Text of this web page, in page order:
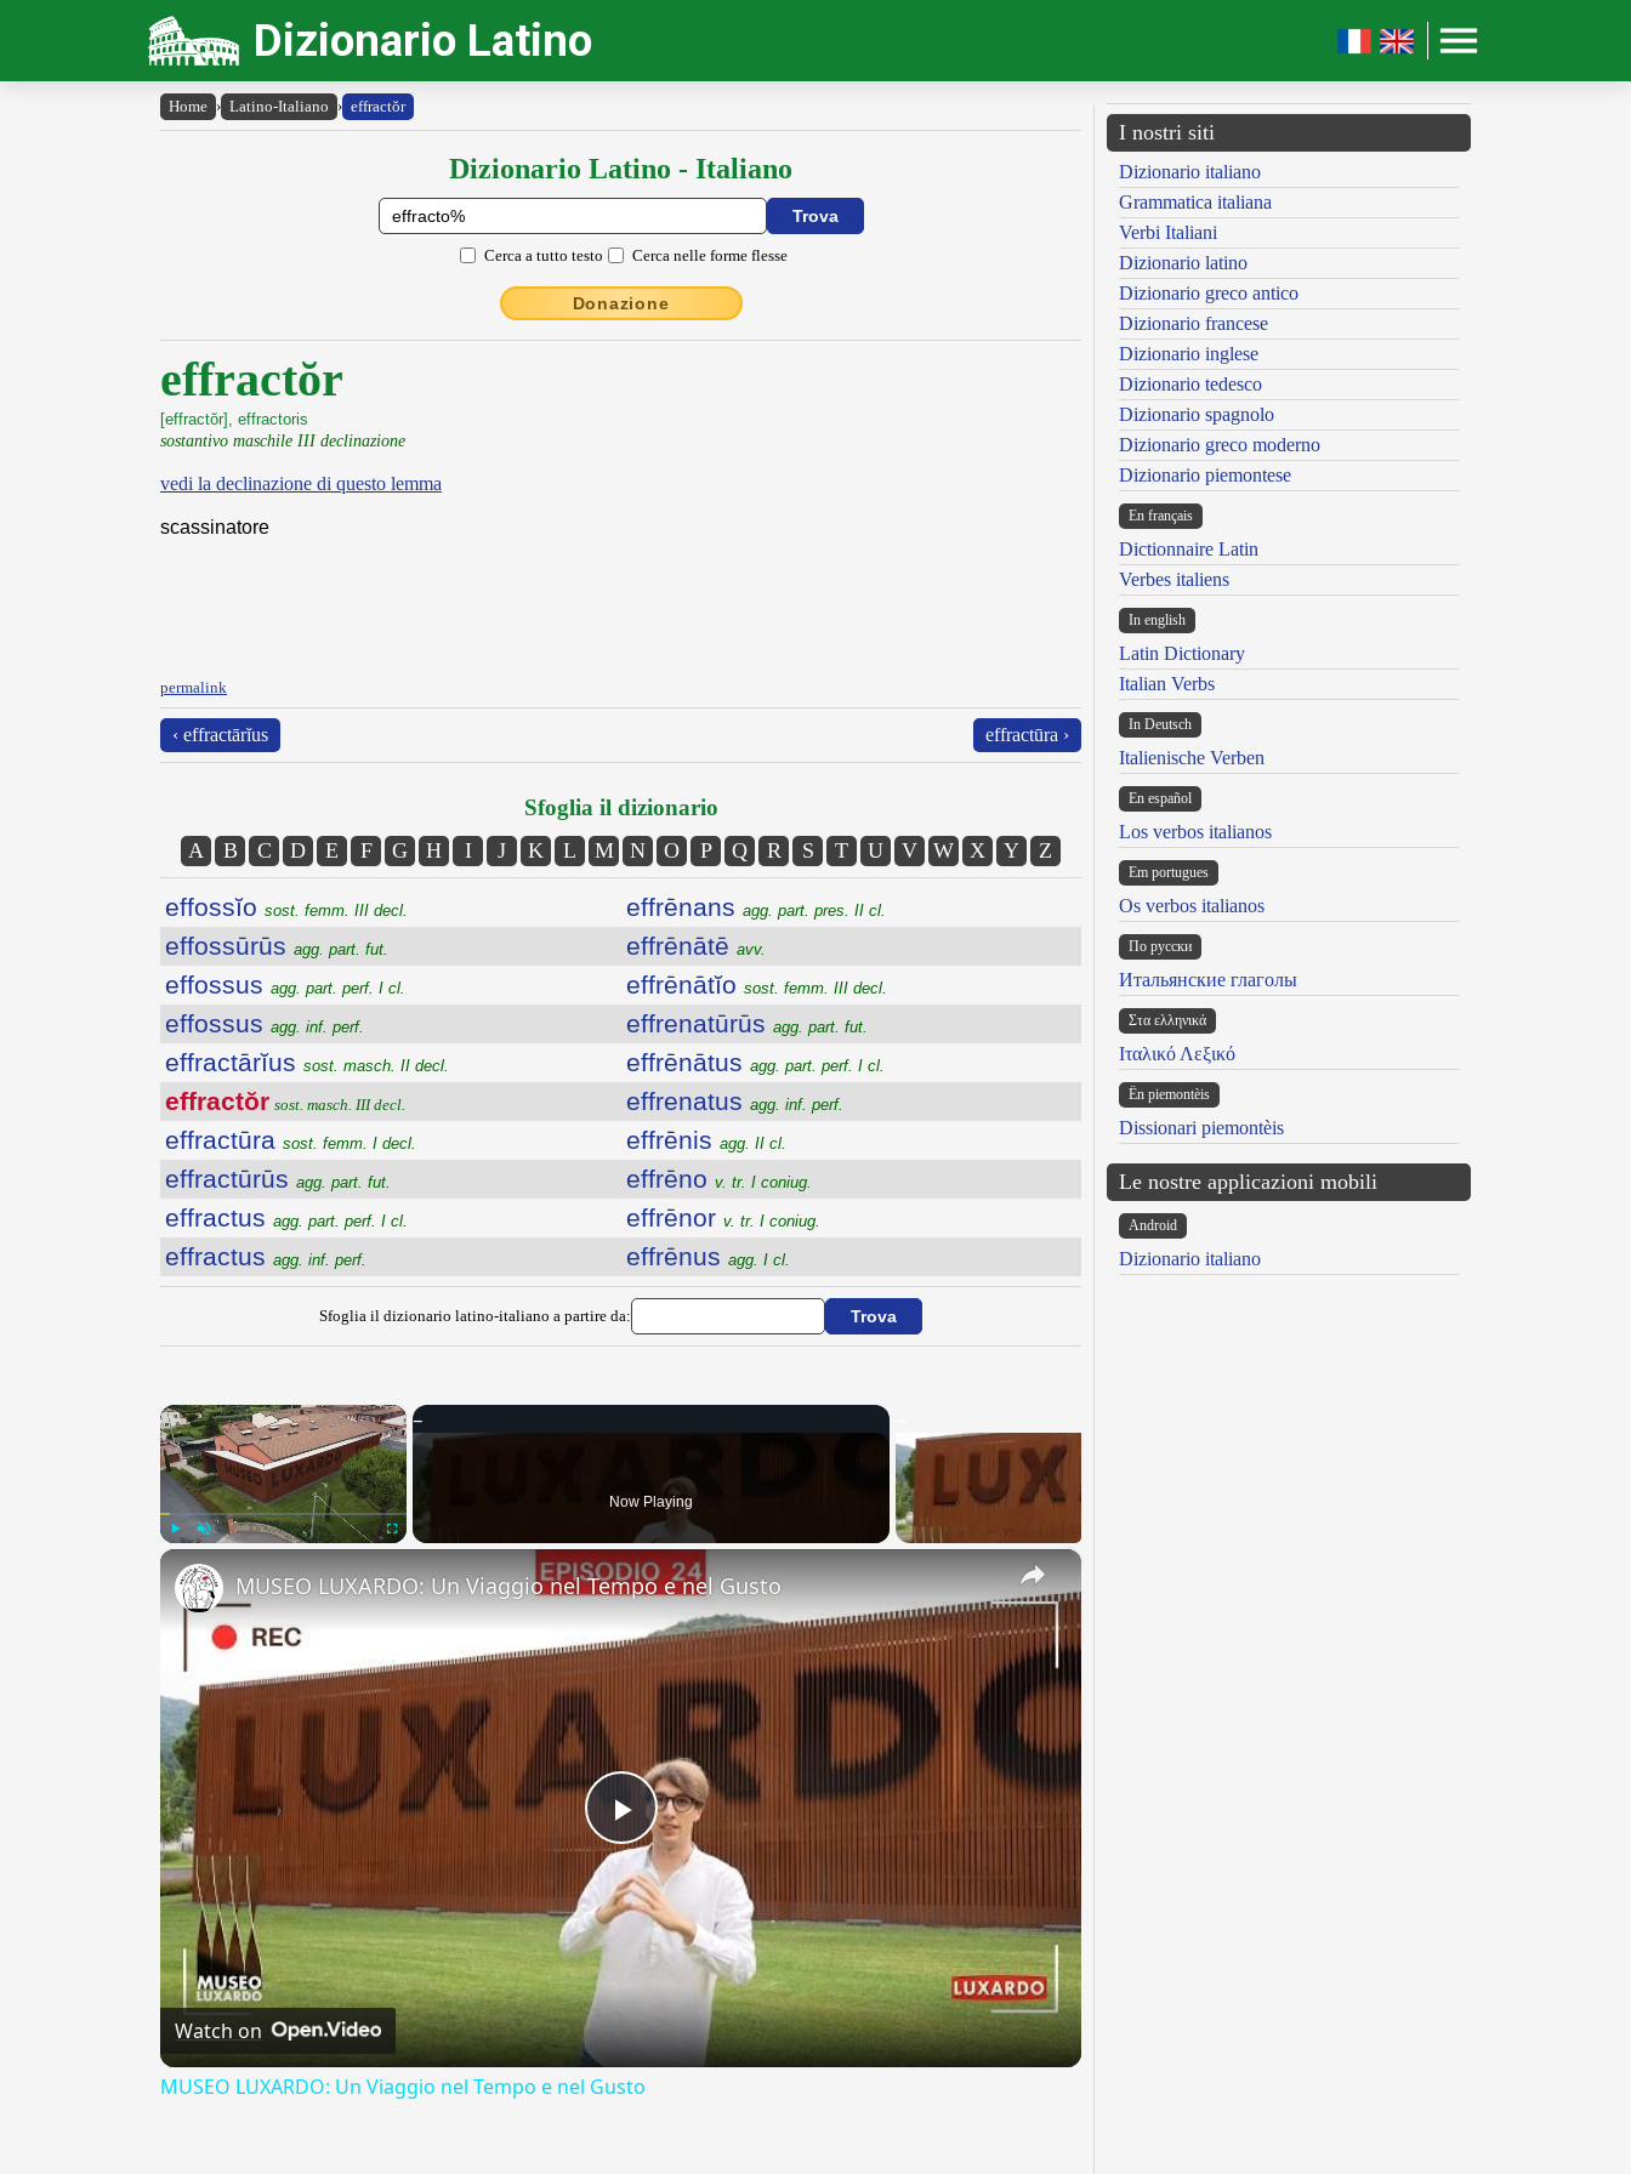
Dizionario Latino
Home › Latino-Italiano › effractŏr
Dizionario Latino - Italiano
Cerca a tutto testo Cerca nelle forme flesse
Donazione
effractŏr
[effractŏr], effractoris
sostantivo maschile III declinazione
vedi la declinazione di questo lemma
scassinatore
permalink
‹ effractārĭus effractūra ›
Sfoglia il dizionario
A B C D E F G H I J K L M N O P Q R S T U V W X Y Z
effossĭo sost. femm. III decl.
effossūrūs agg. part. fut.
effossus agg. part. perf. I cl.
effossus agg. inf. perf.
effractārĭus sost. masch. II decl.
effractŏr sost. masch. III decl.
effractūra sost. femm. I decl.
effractūrūs agg. part. fut.
effractus agg. part. perf. I cl.
effractus agg. inf. perf.
effrēnans agg. part. pres. II cl.
effrēnātē avv.
effrēnātĭo sost. femm. III decl.
effrenatūrūs agg. part. fut.
effrēnātus agg. part. perf. I cl.
effrenatus agg. inf. perf.
effrēnis agg. II cl.
effrēno v. tr. I coniug.
effrēnor v. tr. I coniug.
effrēnus agg. I cl.
Sfoglia il dizionario latino-italiano a partire da:
×
Now Playing
×
Play
Video
MUSEO LUXARDO: Un Viaggio nel Tempo e nel Gusto
Watch on
MUSEO LUXARDO: Un Viaggio nel Tempo e nel Gusto
I nostri siti
Dizionario italiano
Grammatica italiana
Verbi Italiani
Dizionario latino
Dizionario greco antico
Dizionario francese
Dizionario inglese
Dizionario tedesco
Dizionario spagnolo
Dizionario greco moderno
Dizionario piemontese
En français
Dictionnaire Latin
Verbes italiens
In english
Latin Dictionary
Italian Verbs
In Deutsch
Italienische Verben
En español
Los verbos italianos
Em portugues
Os verbos italianos
По русски
Итальянские глаголы
Στα ελληνικά
Ιταλικό Λεξικό
Ën piemontèis
Dissionari piemontèis
Le nostre applicazioni mobili
Android
Dizionario italiano